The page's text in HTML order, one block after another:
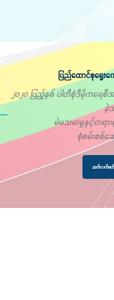
ပြည်ထောင်စုရွေး
၂၀၂၀ ပြည့်နှစ် ပါတီစုံဒီမိုကရေ
ခဲ့
မဲမသမာမှုနှင့်တရား
စုံစမ်းစစ်
ဆက်လက်ဖတ်